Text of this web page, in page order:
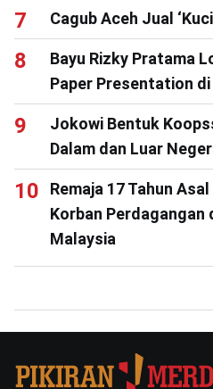
Cagub Aceh Jual
Bayu Rizky Pratama
Paper Presentation di
Jokowi Bentuk
Dalam dan Luar
Remaja 17 Tahun
Korban Perdagangan
Malaysia